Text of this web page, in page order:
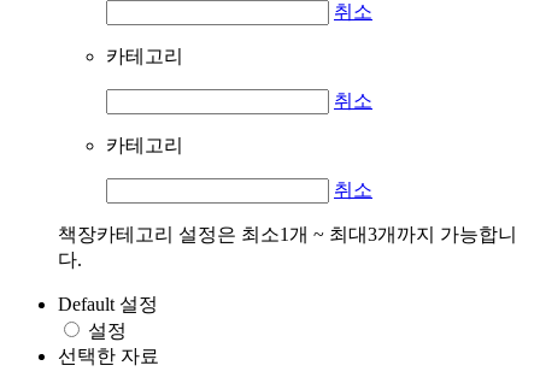
취소
카테고리
취소
카테고리
취소
책장카테고리 설정은 최소1개 ~ 최대3개까지 가능합니
다.
Default 설정
설정
선택한 자료